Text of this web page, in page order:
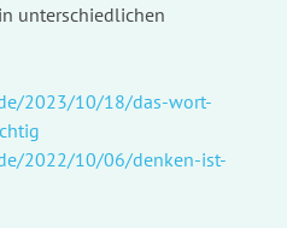
unterschiedlichen
2023/10/18/das-wort-
2022/10/06/denken-ist-